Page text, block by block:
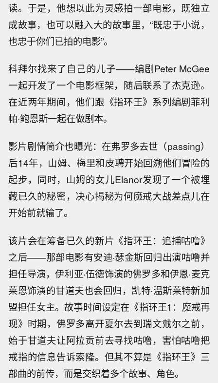
读。于是，他想以此为灵感拍一部电影，既独立
成故事，也可以融入大的故事里，“既忠于小说，
也忠于你们已拍的电影”。
科拜尔找来了自己的儿子——编剧Peter McGee
一起开发了一个电影框架，随后联系了杰克逊。
在近两年期间，他们跟《指环王》系列编剧菲利
帕·鲍恩斯一起在做剧本。
影片剧情简介也曝光：在弗罗多去世（passing）
后14年，山姆、梅里和皮聘开始回溯他们冒险的
起步，同时，山姆的女儿Elanor发现了一个被埋
藏已久的秘密，决心揭秘为何魔戒大战差点儿在
开始前就输了。
该片会在筹备已久的新片《指环王：追捕咕噜》
之后——那部电影有安迪·瑟金斯回归出演咕噜并
担任导演，伊利亚·伍德饰演的佛罗多和伊恩·麦克
莱恩饰演的甘道夫也会回归，凯特·温斯莱特新加
盟担任女主。故事时间设定在《指环王1：魔戒再
现》时期，佛罗多离开夏尔去到瑞文戴尔之前，
始于甘道夫让阿拉贡前去寻找咕噜，害怕咕噜把
戒指的信息告诉索隆。但其不算是《指环王》三
部曲的前传，而是交织着多个故事、角色。